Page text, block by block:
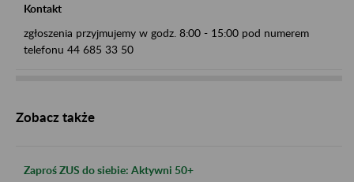
Kontakt
zgłoszenia przyjmujemy w godz. 8:00 - 15:00 pod numerem
telefonu 44 685 33 50
Zobacz także
Zaproś ZUS do siebie: Aktywni 50+